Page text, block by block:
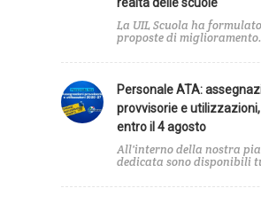
La UIL Scuola ha
proposte di
Personale ATA:
provvisorie e
entro il 4 agosto
All'interno della nostra
dedicata sono disponibili